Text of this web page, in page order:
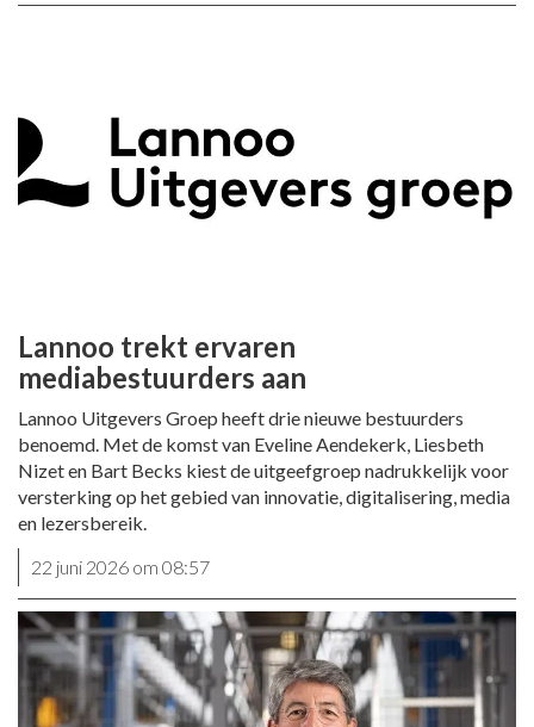
Lannoo trekt ervaren
mediabestuurders aan
Lannoo Uitgevers Groep heeft drie nieuwe bestuurders
benoemd. Met de komst van Eveline Aendekerk, Liesbeth
Nizet en Bart Becks kiest de uitgeefgroep nadrukkelijk voor
versterking op het gebied van innovatie, digitalisering, media
en lezersbereik.
22 juni 2026 om 08:57